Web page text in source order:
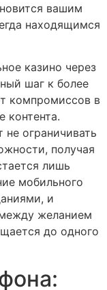
вашим
находящимся
казино через
шаг к более
компромиссов в
контента.
не ограничивать
получая
лишь
мобильного
и
желанием
до одного